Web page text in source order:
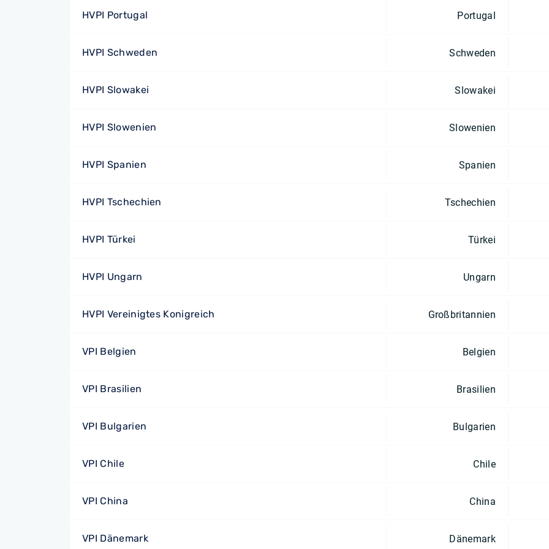
HVPI Portugal Portugal
HVPI Schweden Schweden
HVPI Slowakei Slowakei
HVPI Slowenien Slowenien
HVPI Spanien Spanien
HVPI Tschechien Tschechien
HVPI Türkei Türkei
HVPI Ungarn Ungarn
HVPI Vereinigtes Konigreich Großbritannien
VPI Belgien Belgien
VPI Brasilien Brasilien
VPI Bulgarien Bulgarien
VPI Chile Chile
VPI China China
VPI Dänemark Dänemark